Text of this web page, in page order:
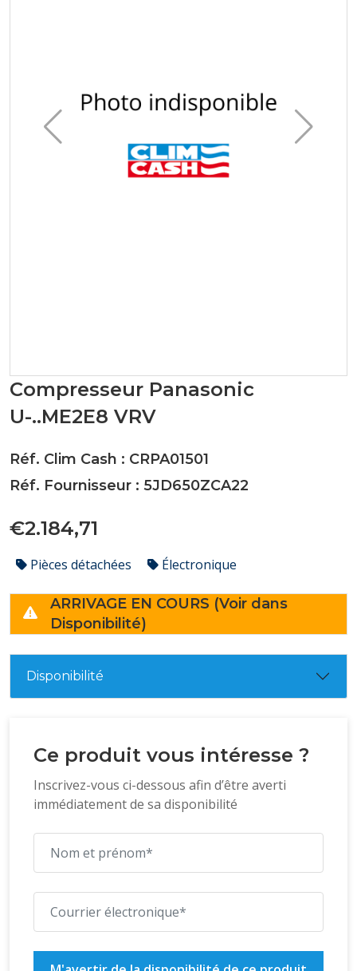
Compresseur Panasonic
U-..ME2E8 VRV
Réf. Clim Cash : CRPA01501
Réf. Fournisseur : 5JD650ZCA22
€2.184,71
Pièces détachées Électronique
ARRIVAGE EN COURS (Voir dans
Disponibilité)
Disponibilité
Ce produit vous intéresse ?
Inscrivez-vous ci-dessous afin d’être averti
immédiatement de sa disponibilité